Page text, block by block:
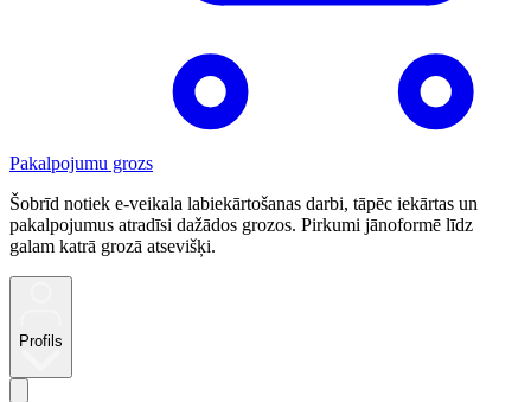
Pakalpojumu grozs
Šobrīd notiek e-veikala labiekārtošanas darbi, tāpēc iekārtas un
pakalpojumus atradīsi dažādos grozos. Pirkumi jānoformē līdz
galam katrā grozā atsevišķi.
Profils